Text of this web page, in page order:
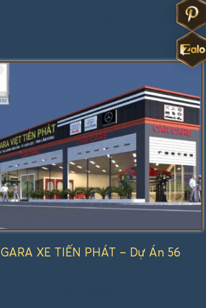
1.00
GARA XE TIẾN PHÁT – Dự Án 56